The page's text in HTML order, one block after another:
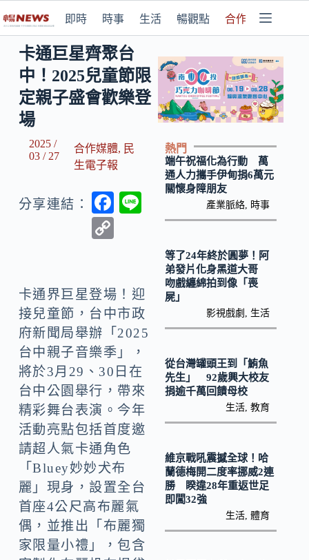
即時 時事 生活 暢觀點 合作媒體
卡通巨星齊聚台
中！2025兒童節限
定親子盛會歡樂登
場
2025 /
03 / 27
合作媒體, 民
生電子報
分享連結：
F
o
o
k
y
Li
n
k
卡通界巨星登場！迎
接兒童節，台中市政
府新聞局舉辦「2025
台中親子音樂季」，
將於3月29、30日在
台中公園舉行，帶來
精彩舞台表演。今年
活動亮點包括首度邀
請超人氣卡通角色
「Bluey妙妙犬布
麗」現身，設置全台
首座4公尺高布麗氣
偶，並推出「布麗獨
家限量小禮」，包含
熱門
端午祝福化為行動 萬
通人力攜手伊甸捐6萬元
關懷身障朋友
產業脈絡 時事
等了24年終於圓夢！阿
弟發片化身黑道大哥
吻戲纏綿拍到像「喪
屍」
影視戲劇 生活
從台灣罐頭王到「鮪魚
先生」 92歲興大校友
捐逾千萬回饋母校
生活 ,教育
維京戰吼震撼全球！哈
蘭德梅開二度率挪威2連
勝 睽違28年重返世足
即闖32強
生活 ,體育